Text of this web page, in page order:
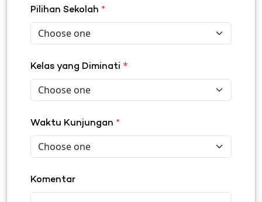
Pilihan Sekolah *
Kelas yang Diminati *
Waktu Kunjungan *
Komentar